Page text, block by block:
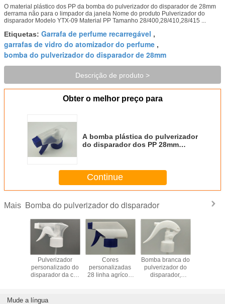
O material plástico dos PP da bomba do pulverizador do disparador de 28mm
derrama não para o limpador da janela Nome do produto Pulverizador do
disparador Modelo YTX-09 Material PP Tamanho 28/400,28/410,28/415 ...
Etiquetas: Garrafa de perfume recarregável ,
garrafas de vidro do atomizador do perfume ,
bomba do pulverizador do disparador de 28mm
Descrição de produto >
Obter o melhor preço para
A bomba plástica do pulverizador
do disparador dos PP 28mm
Continue
Mais Bomba do pulverizador do disparador
Pulverizador
personalizado do
disparador da cor
da mão com a
Cores
personalizadas
28 linha agrícola
Bomba branca do
pulverizador do
disparador,
Mude a língua